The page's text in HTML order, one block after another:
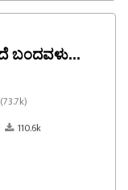
ಬಂದವಳು...
(73.7k)
110.6k